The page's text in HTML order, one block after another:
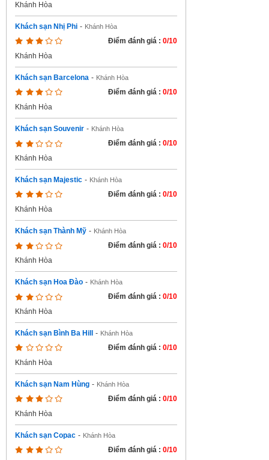
Khánh Hòa
Khách sạn Nhị Phi - Khánh Hòa
Điểm đánh giá : 0/10
Khánh Hòa
Khách sạn Barcelona - Khánh Hòa
Điểm đánh giá : 0/10
Khánh Hòa
Khách sạn Souvenir - Khánh Hòa
Điểm đánh giá : 0/10
Khánh Hòa
Khách sạn Majestic - Khánh Hòa
Điểm đánh giá : 0/10
Khánh Hòa
Khách sạn Thành Mỹ - Khánh Hòa
Điểm đánh giá : 0/10
Khánh Hòa
Khách sạn Hoa Đào - Khánh Hòa
Điểm đánh giá : 0/10
Khánh Hòa
Khách sạn Bình Ba Hill - Khánh Hòa
Điểm đánh giá : 0/10
Khánh Hòa
Khách sạn Nam Hùng - Khánh Hòa
Điểm đánh giá : 0/10
Khánh Hòa
Khách sạn Copac - Khánh Hòa
Điểm đánh giá : 0/10